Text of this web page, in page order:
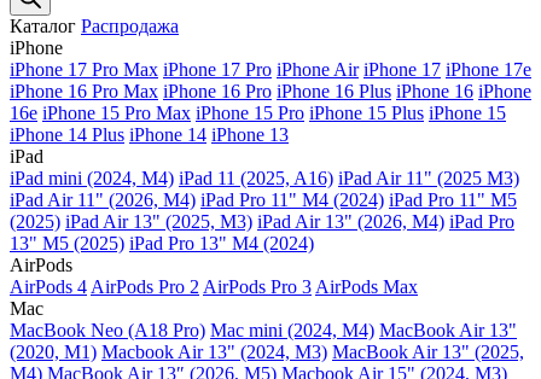
Каталог Распродажа
iPhone
iPhone 17 Pro Max iPhone 17 Pro iPhone Air iPhone 17 iPhone 17e
iPhone 16 Pro Max iPhone 16 Pro iPhone 16 Plus iPhone 16 iPhone
16e iPhone 15 Pro Max iPhone 15 Pro iPhone 15 Plus iPhone 15
iPhone 14 Plus iPhone 14 iPhone 13
iPad
iPad mini (2024, M4) iPad 11 (2025, A16) iPad Air 11" (2025 M3)
iPad Air 11" (2026, M4) iPad Pro 11" M4 (2024) iPad Pro 11" M5
(2025) iPad Air 13" (2025, M3) iPad Air 13" (2026, M4) iPad Pro
13" M5 (2025) iPad Pro 13" M4 (2024)
AirPods
AirPods 4 AirPods Pro 2 AirPods Pro 3 AirPods Max
Mac
MacBook Neo (A18 Pro) Mac mini (2024, M4) MacBook Air 13"
(2020, M1) Macbook Air 13" (2024, M3) MacBook Air 13" (2025,
M4) MacBook Air 13″ (2026, M5) Macbook Air 15" (2024, M3)